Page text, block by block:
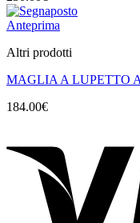
Anteprima
Altri prodotti
MAGLIA A LUPETTO
184.00€